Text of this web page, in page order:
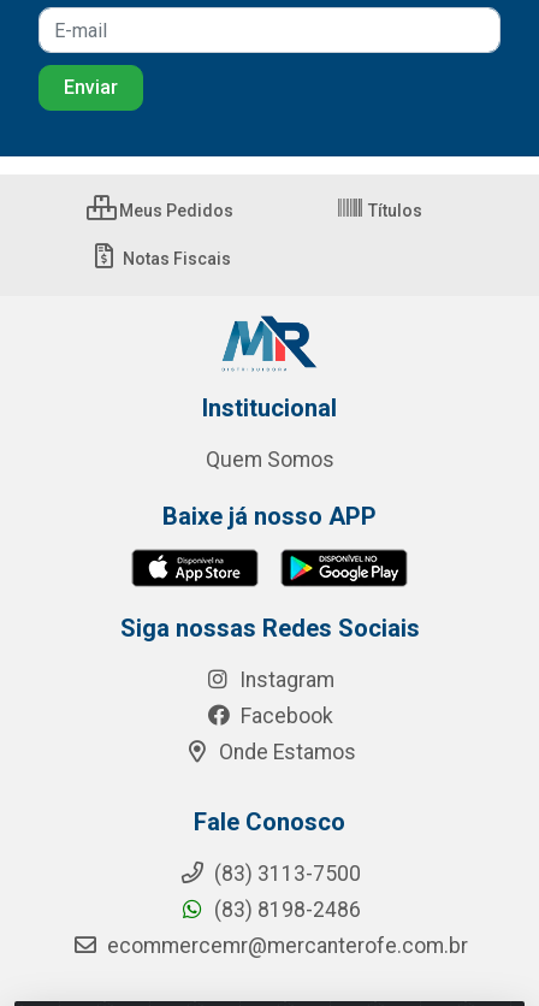
Meus Pedidos Títulos
Notas Fiscais
Institucional
Quem Somos
Baixe já nosso APP
Siga nossas Redes Sociais
Instagram
Facebook
Onde Estamos
Fale Conosco
(83) 3113-7500
(83) 8198-2486
ecommercemr@mercanterofe.com.br